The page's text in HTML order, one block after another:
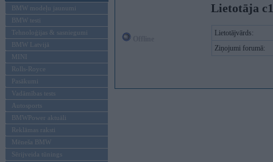
BMW modeļu jaunumi
BMW testi
Tehnoloģijas & sasniegumi
BMW Latvijā
MINI
Rolls-Royce
Pasākumi
Vadāmības tests
Autosports
BMWPower aktuāli
Reklāmas raksti
Mēneša BMW
Sērijveida tūnings
Lietotāja
Lietotājvārds:
Ziņojumi forumā: